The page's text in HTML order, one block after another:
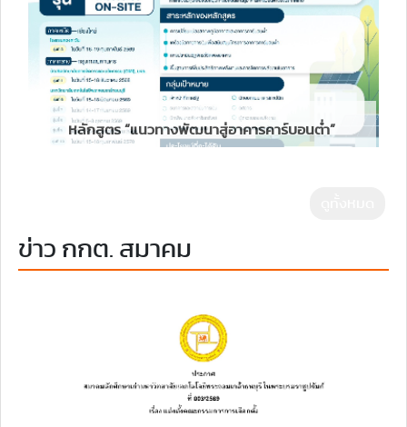
หลักสูตร “แนวทางพัฒนาสู่อาคารคาร์บอนต่ำ”
ข่าว กกต. สมาคม